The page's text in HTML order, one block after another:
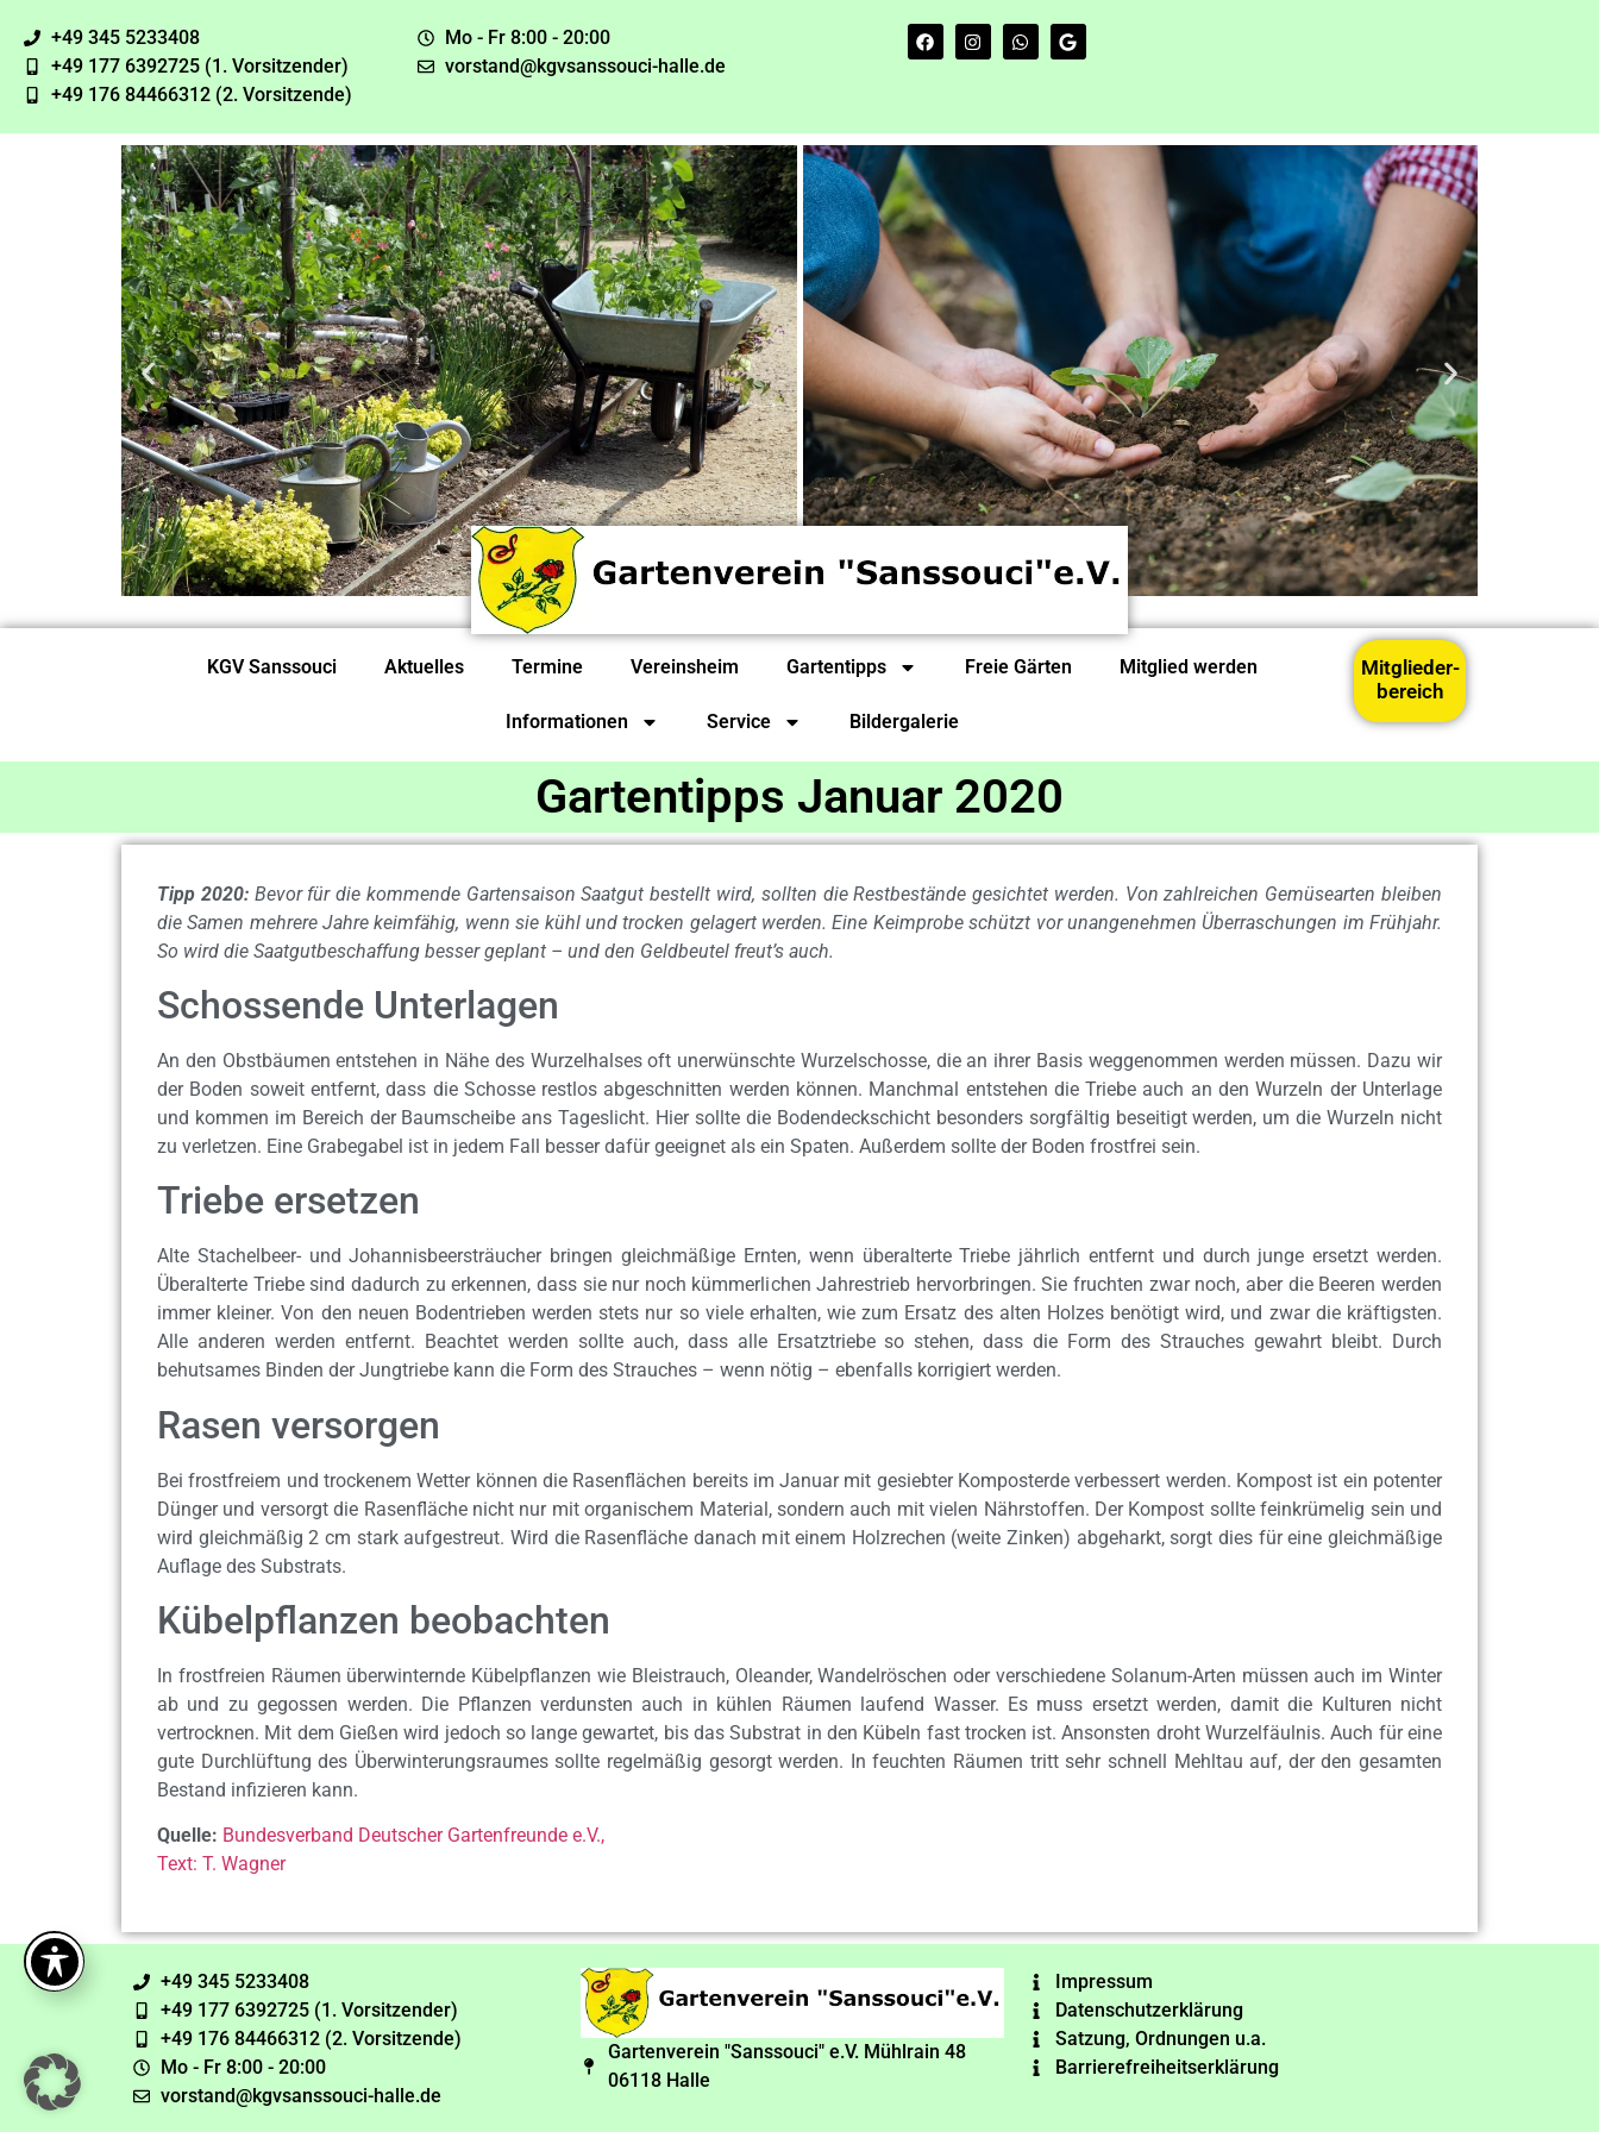
+49 345 5233408
+49 177 6392725 (1. Vorsitzender)
+49 176 84466312 (2. Vorsitzende)
Mo - Fr 8:00 - 20:00
vorstand@kgvsanssouci-halle.de
KGV Sanssouci Aktuelles Termine Vereinsheim Gartentipps Freie Gärten Mitglied werden
Informationen Service Bildergalerie
Mitglieder-
bereich
Gartentipps Januar 2020
Tipp 2020:Bevor für die kommende Gartensaison Saatgut bestellt wird, sollten die Restbestände gesichtet werden. Von zahlreichen Gemüsearten bleiben
die Samen mehrere Jahre keimfähig, wenn sie kühl und trocken gelagert werden. Eine Keimprobe schützt vor unangenehmen Überraschungen im Frühjahr.
So wird die Saatgutbeschaffung besser geplant – und den Geldbeutel freut’s auch.
Schossende Unterlagen
An den Obstbäumen entstehen in Nähe des Wurzelhalses oft unerwünschte Wurzelschosse, die an ihrer Basis weggenommen werden müssen. Dazu wir
der Boden soweit entfernt, dass die Schosse restlos abgeschnitten werden können. Manchmal entstehen die Triebe auch an den Wurzeln der Unterlage
und kommen im Bereich der Baumscheibe ans Tageslicht. Hier sollte die Bodendeckschicht besonders sorgfältig beseitigt werden, um die Wurzeln nicht
zu verletzen. Eine Grabegabel ist in jedem Fall besser dafür geeignet als ein Spaten. Außerdem sollte der Boden frostfrei sein.
Triebe ersetzen
Alte Stachelbeer- und Johannisbeersträucher bringen gleichmäßige Ernten, wenn überalterte Triebe jährlich entfernt und durch junge ersetzt werden.
Überalterte Triebe sind dadurch zu erkennen, dass sie nur noch kümmerlichen Jahrestrieb hervorbringen. Sie fruchten zwar noch, aber die Beeren werden
immer kleiner. Von den neuen Bodentrieben werden stets nur so viele erhalten, wie zum Ersatz des alten Holzes benötigt wird, und zwar die kräftigsten.
Alle anderen werden entfernt. Beachtet werden sollte auch, dass alle Ersatztriebe so stehen, dass die Form des Strauches gewahrt bleibt. Durch
behutsames Binden der Jungtriebe kann die Form des Strauches – wenn nötig – ebenfalls korrigiert werden.
Rasen versorgen
Bei frostfreiem und trockenem Wetter können die Rasenflächen bereits im Januar mit gesiebter Komposterde verbessert werden. Kompost ist ein potenter
Dünger und versorgt die Rasenfläche nicht nur mit organischem Material, sondern auch mit vielen Nährstoffen. Der Kompost sollte feinkrümelig sein und
wird gleichmäßig 2 cm stark aufgestreut. Wird die Rasenfläche danach mit einem Holzrechen (weite Zinken) abgeharkt, sorgt dies für eine gleichmäßige
Auflage des Substrats.
Kübelpflanzen beobachten
In frostfreien Räumen überwinternde Kübelpflanzen wie Bleistrauch, Oleander, Wandelröschen oder verschiedene Solanum-Arten müssen auch im Winter
ab und zu gegossen werden. Die Pflanzen verdunsten auch in kühlen Räumen laufend Wasser. Es muss ersetzt werden, damit die Kulturen nicht
vertrocknen. Mit dem Gießen wird jedoch so lange gewartet, bis das Substrat in den Kübeln fast trocken ist. Ansonsten droht Wurzelfäulnis. Auch für eine
gute Durchlüftung des Überwinterungsraumes sollte regelmäßig gesorgt werden. In feuchten Räumen tritt sehr schnell Mehltau auf, der den gesamten
Bestand infizieren kann.
Quelle: Bundesverband Deutscher Gartenfreunde e.V.,
Text: T. Wagner
+49 345 5233408
+49 177 6392725 (1. Vorsitzender)
+49 176 84466312 (2. Vorsitzende)
Mo - Fr 8:00 - 20:00
vorstand@kgvsanssouci-halle.de
Gartenverein "Sanssouci" e.V. Mühlrain 48
06118 Halle
Impressum
Datenschutzerklärung
Satzung, Ordnungen u.a.
Barrierefreiheitserklärung